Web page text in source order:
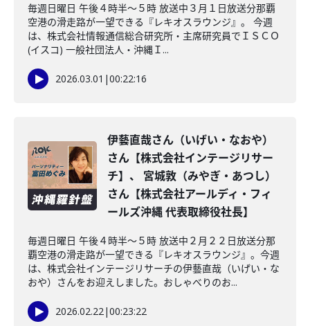
毎週日曜日 午後４時半～５時 放送中３月１日放送分那覇
空港の滑走路が一望できる『レキオスラウンジ』。 今週
は、株式会社情報通信総合研究所・主席研究員でＩＳＣＯ
(イスコ) 一般社団法人・沖縄Ｉ...
2026.03.01 |00:22:16
伊藝直哉さん（いげい・なおや）
さん【株式会社インテージリサー
チ】、 宮城敦（みやぎ・あつし）
さん【株式会社アールディ・フィ
ールズ沖縄 代表取締役社長】
毎週日曜日 午後４時半～５時 放送中２月２２日放送分那
覇空港の滑走路が一望できる『レキオスラウンジ』。今週
は、株式会社インテージリサーチの伊藝直哉（いげい・な
おや）さんをお迎えしました。おしゃべりのお...
2026.02.22|00:23:22